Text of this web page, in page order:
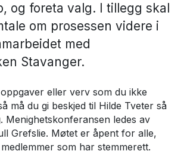
og foreta valg. I tillegg skal
om prosessen videre i
med
Stavanger.
eller verv som du ikke
må du gi beskjed til Hilde Tveter så
Menighetskonferansen ledes av
Grefslie. Møtet er åpent for alle,
som har stemmerett.